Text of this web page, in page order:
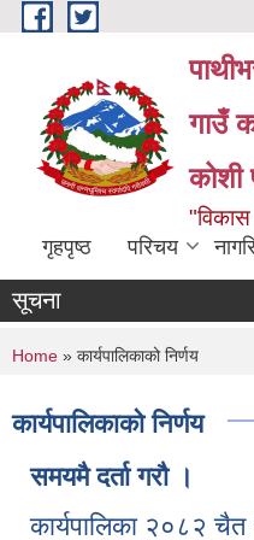
Skip to main content
गाउँ
गृहपृष्ठ परिचय
सूचना
You are here
Home » कार्यपालिकाको निर्णय
कार्यपालिकाको निर्णय
समयमै दर्ता गरौ ।
कार्यपालिका २०८२